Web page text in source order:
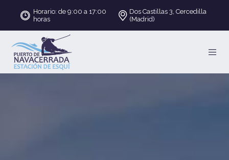
Horario: de 9:00 a 17:00
horas
Dos Castillas 3, Cercedilla
(Madrid)